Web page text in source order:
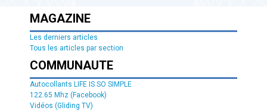
MAGAZINE
Les derniers articles
Tous les articles par section
COMMUNAUTE
Autocollants LIFE IS SO SIMPLE
122.65 Mhz (Facebook)
Vidéos (Gliding TV)